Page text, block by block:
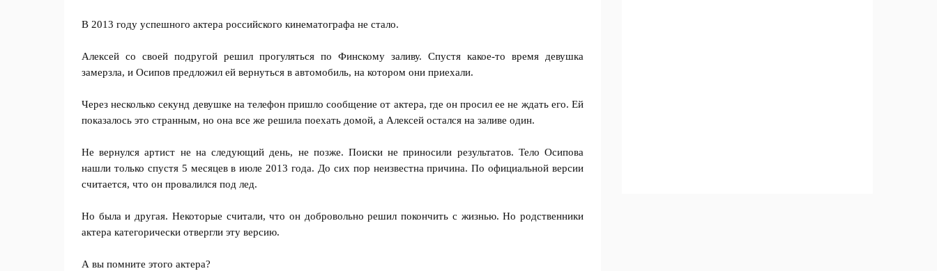
В 2013 году успешного актера российского кинематографа не стало.
Алексей со своей подругой решил прогуляться по Финскому заливу. Спустя какое-то время девушка
замерзла, и Осипов предложил ей вернуться в автомобиль, на котором они приехали.
Через несколько секунд девушке на телефон пришло сообщение от актера, где он просил ее не ждать его. Ей
показалось это странным, но она все же решила поехать домой, а Алексей остался на заливе один.
Не вернулся артист не на следующий день, не позже. Поиски не приносили результатов. Тело Осипова
нашли только спустя 5 месяцев в июле 2013 года. До сих пор неизвестна причина. По официальной версии
считается, что он провалился под лед.
Но была и другая. Некоторые считали, что он добровольно решил покончить с жизнью. Но родственники
актера категорически отвергли эту версию.
А вы помните этого актера?